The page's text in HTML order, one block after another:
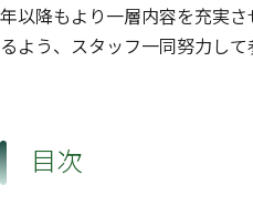
年以降もより一層内容を充実
るよう、スタッフ一同努力して
目次